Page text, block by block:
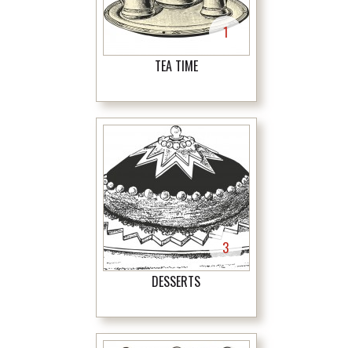
TEA TIME
1
DESSERTS
3